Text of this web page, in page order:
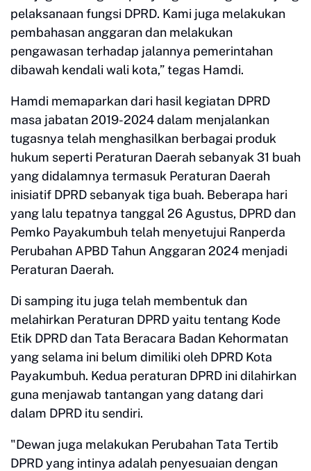
pelaksanaan fungsi DPRD. Kami juga melakukan
pembahasan anggaran dan melakukan
pengawasan terhadap jalannya pemerintahan
dibawah kendali wali kota,” tegas Hamdi.
Hamdi memaparkan dari hasil kegiatan DPRD
masa jabatan 2019-2024 dalam menjalankan
tugasnya telah menghasilkan berbagai produk
hukum seperti Peraturan Daerah sebanyak 31 buah
yang didalamnya termasuk Peraturan Daerah
inisiatif DPRD sebanyak tiga buah. Beberapa hari
yang lalu tepatnya tanggal 26 Agustus, DPRD dan
Pemko Payakumbuh telah menyetujui Ranperda
Perubahan APBD Tahun Anggaran 2024 menjadi
Peraturan Daerah.
Di samping itu juga telah membentuk dan
melahirkan Peraturan DPRD yaitu tentang Kode
Etik DPRD dan Tata Beracara Badan Kehormatan
yang selama ini belum dimiliki oleh DPRD Kota
Payakumbuh. Kedua peraturan DPRD ini dilahirkan
guna menjawab tantangan yang datang dari
dalam DPRD itu sendiri.
"Dewan juga melakukan Perubahan Tata Tertib
DPRD yang intinya adalah penyesuaian dengan